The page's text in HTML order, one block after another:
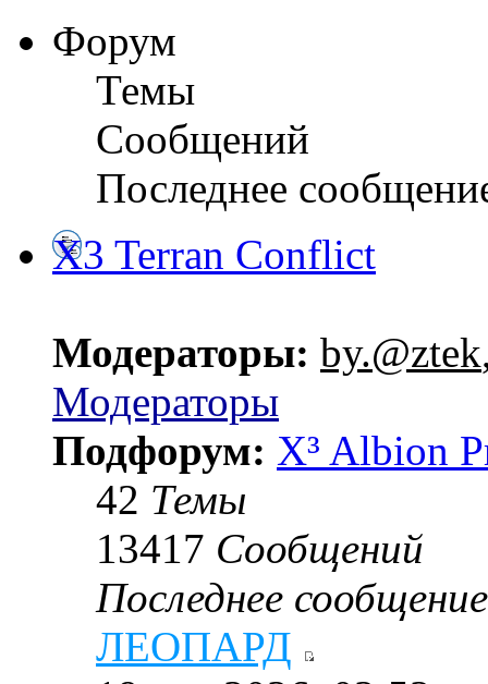
Форум
Темы
Сообщений
Последнее
X3 Terran Conflict
Модераторы: by.@ztek
Модераторы
Подфорум: X³ Albion
42 Темы
13417 Сообщений
Последнее сообщение
ЛЕОПАРД